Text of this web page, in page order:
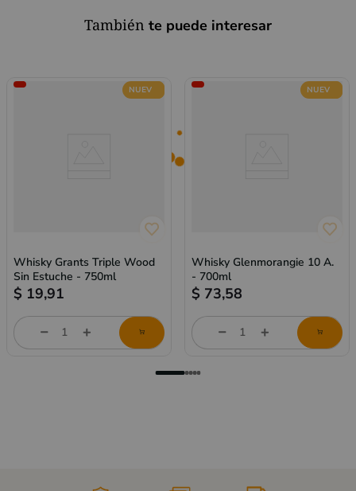
También te puede interesar
NUEVO
Whisky Grants Triple Wood
Sin Estuche - 750ml
$ 19,91
Cantidad
NUEVO
Whisky Glenmorangie 10 A.
- 700ml
$ 73,58
Cantidad